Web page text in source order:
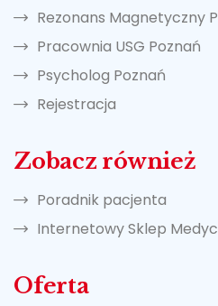
Rezonans Magnetyczny
Pracownia USG Poznań
Psycholog Poznań
Rejestracja
Zobacz również
Poradnik pacjenta
Internetowy Sklep
Oferta